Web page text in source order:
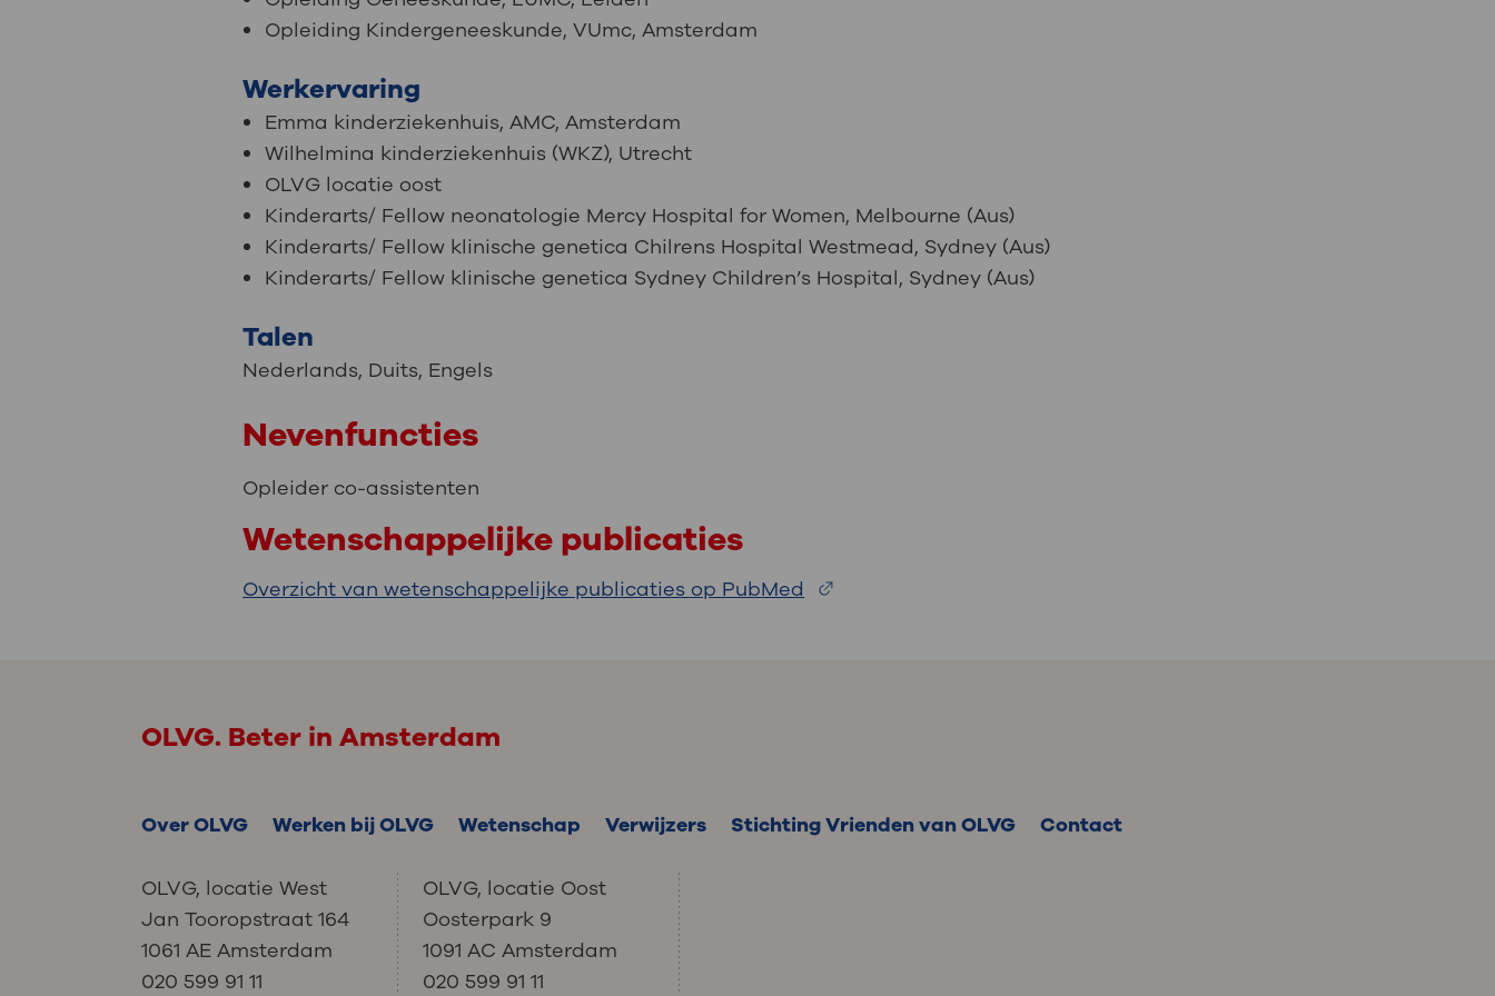
Opleiding Kindergeneeskunde, VUmc, Amsterdam
Werkervaring
Emma kinderziekenhuis, AMC, Amsterdam
Wilhelmina kinderziekenhuis (WKZ), Utrecht
OLVG locatie oost
Kinderarts/ Fellow neonatologie Mercy Hospital for Women, Melbourne (Aus)
Kinderarts/ Fellow klinische genetica Chilrens Hospital Westmead, Sydney (Aus)
Kinderarts/ Fellow klinische genetica Sydney Children’s Hospital, Sydney (Aus)
Talen
Nederlands, Duits, Engels
Nevenfuncties
Opleider co-assistenten
Wetenschappelijke publicaties
Overzicht van wetenschappelijke publicaties op PubMed
OLVG. Beter in Amsterdam
Over OLVG Werken bij OLVG Wetenschap Verwijzers Stichting Vrienden van OLVG Contact
OLVG, locatie West
Jan Tooropstraat 164
1061 AE Amsterdam
020 599 91 11
OLVG, locatie Oost
Oosterpark 9
1091 AC Amsterdam
020 599 91 11